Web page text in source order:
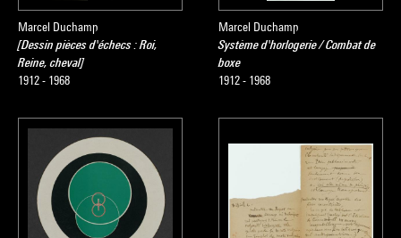
Marcel Duchamp
[Dessin pièces d'échecs : Roi,
Reine, cheval]
1912 - 1968
Marcel Duchamp
Système d'horlogerie / Combat de
boxe
1912 - 1968